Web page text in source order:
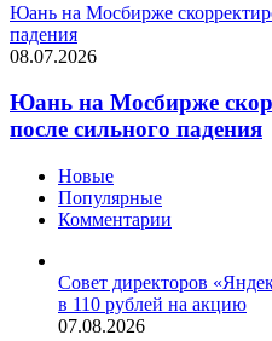
Юань на Мосбирже
падения
08.07.2026
Юань на Мосбирже
после сильного падения
Новые
Популярные
Комментарии
Совет директоров
в 110 рублей на акцию
07.08.2026